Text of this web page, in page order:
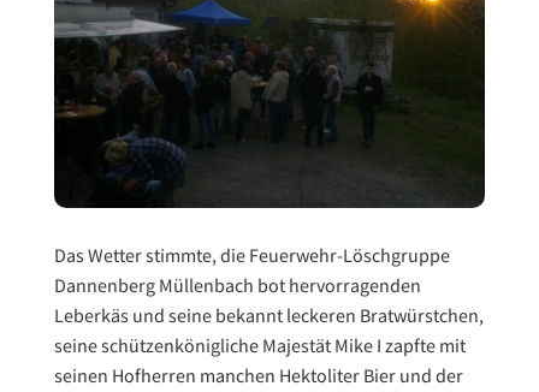
Das Wetter stimmte, die Feuerwehr-Löschgruppe
Dannenberg Müllenbach bot hervorragenden
Leberkäs und seine bekannt leckeren Bratwürstchen,
seine schützenkönigliche Majestät Mike I zapfte mit
seinen Hofherren manchen Hektoliter Bier und der